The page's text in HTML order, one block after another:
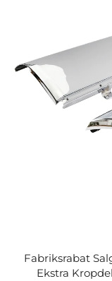
Fabriksrabat
Ekstra